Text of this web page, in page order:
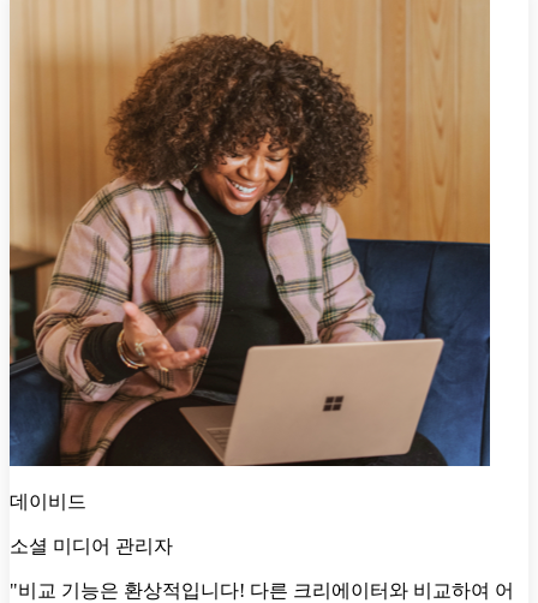
데이비드
소셜 미디어 관리자
"비교 기능은 환상적입니다! 다른 크리에이터와 비교하여 어